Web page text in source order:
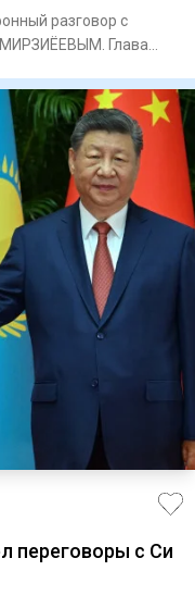
разговор с
Глава
переговоры с Си